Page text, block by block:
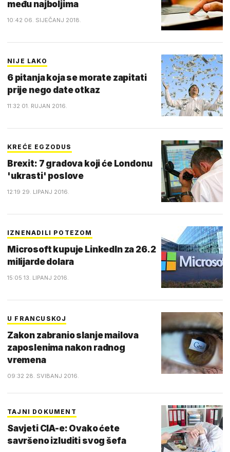
među najboljima
10:42 06. SIJEČANJ 2018.
NIJE LAKO
6 pitanja koja se morate zapitati
prije nego date otkaz
11:32 01. RUJAN 2016.
KREĆE EGZODUS
Brexit: 7 gradova koji će Londonu
'ukrasti' poslove
12:19 29. LIPANJ 2016.
IZNENADILI POTEZOM
Microsoft kupuje LinkedIn za 26.2
milijarde dolara
15:05 13. LIPANJ 2016.
U FRANCUSKOJ
Zakon zabranio slanje mailova
zaposlenima nakon radnog
vremena
09:32 28. SVIBANJ 2016.
TAJNI DOKUMENT
Savjeti CIA-e: Ovako ćete
savršeno izluditi svog šefa